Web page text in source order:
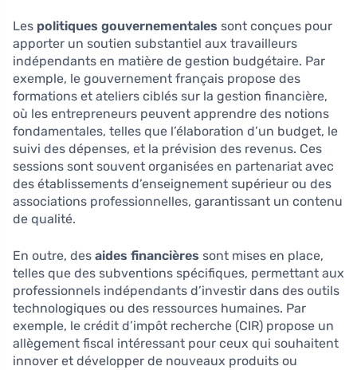
Les politiques gouvernementales sont conçues pour
apporter un soutien substantiel aux travailleurs
indépendants en matière de gestion budgétaire. Par
exemple, le gouvernement français propose des
formations et ateliers ciblés sur la gestion financière,
où les entrepreneurs peuvent apprendre des notions
fondamentales, telles que l’élaboration d’un budget, le
suivi des dépenses, et la prévision des revenus. Ces
sessions sont souvent organisées en partenariat avec
des établissements d’enseignement supérieur ou des
associations professionnelles, garantissant un contenu
de qualité.
En outre, des aides financières sont mises en place,
telles que des subventions spécifiques, permettant aux
professionnels indépendants d’investir dans des outils
technologiques ou des ressources humaines. Par
exemple, le crédit d’impôt recherche (CIR) propose un
allègement fiscal intéressant pour ceux qui souhaitent
innover et développer de nouveaux produits ou